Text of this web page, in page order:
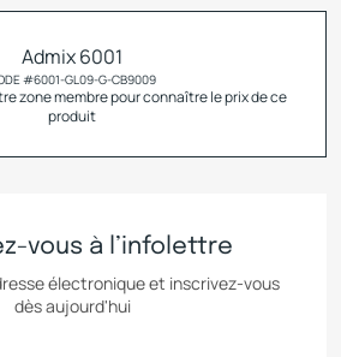
Admix 6001
#6001-GL09-G-CB9009
zone membre pour connaître le prix de ce
produit
vous à l’infolettre
électronique et inscrivez-vous
dès aujourd'hui